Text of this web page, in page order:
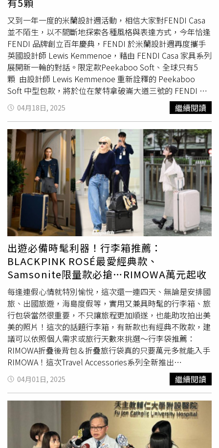
了吧！我也很想嘗試，挑戰看看中邪戲。」劉以豪在《山忌
黃衣小飛俠》反覆承受女友失常的痛苦打擊，崩潰演技全
開。（圖／威視提供）而一切噩運似乎都與那場深山禁地的
神秘儀式有關，曹佑寧片中角色個性直率、不信邪，無視封
鎖線及禁止進入的公告，帶著大家誤闖祭祀現場，他慌張之
下踢翻血罈，導致儀式中斷，一群人也因此惹禍上身。曹佑
寧回憶起拍攝現場的氛圍，他仍心有餘悸說：「如果換作我
自己爬山看到那個畫面，真的會嚇壞，當下全身都起雞皮疙
瘩。」他對這場戲印象特別深刻，進入角色狀態，更感到毛
骨悚然。《山忌 黃衣小飛俠》將於6月6日全台上映。曹佑
寧回憶起《山忌 黃衣小飛俠》拍攝現場氛圍仍心有餘悸。
（圖／威視提供）
又到一年一度的米蘭設計週活動，相信大家對FENDI Casa
並不陌生，以不間斷地探索各種風格與表達方式，今年恰逢
FENDI 品牌創立百年慶典，FENDI 於米蘭設計週再度攜手
英國設計師 Lewis Kemmenoe，藉由 FENDI Casa 家具系列
展開新一輪的對話。限定款Peekaboo Soft、全球只有5
顆 由設計師 Lewis Kemmenoe 重新詮釋的 Peekaboo
Soft 中型包款，將於位在蒙特拿破崙大道三號的 FENDI 精
品店限量發售五件，絕對是頂級精品收藏家必收的珍稀款！
（圖／品牌提供。）工匠們將 FENDI 皮革剪裁出外套圖
案，再黏貼拼接出 Peekaboo Soft 中型包款的包身，模仿
Lewis Kemmenoe 藝術作品裡的一個重要主題。更透過無
限創意、卓越、品質與對手工製作的熱情，也展現設計界密
切的聯結性。（圖／品牌提供。）五金件則帶有更多的關聯
性，aenigma 系列中使用的木材成為包身內的橫桿，而銀色
和黃銅色的螺絲則反映了家具上使用的兩種搶眼的金屬。打
開 Peekaboo Soft 的包身，隱藏的木質紋理更能帶來意想
不到的驚喜。（圖／品牌提供。）FENDI Casa – 2025米蘭
設計週、全新氛圍一起來發掘FENDI Casa 2025 系列以洗練
手法融合嶄新想法與歷久彌新的經典單品，運用更新穎的材
質、顏色和做工重新詮釋，創造出全新意境氛圍。英國設計
師Lewis Kemmenoe 為米蘭斯卡拉廣場的 FENDI Casa 家具
精品店策劃裝潢概念與櫥窗展示方式，融合各種精緻材料與
詩意：Kemmenoe 在展覽空間將飾板排列出的形狀，創造
出一種形而上的抽象場景，向品牌擁有的創意與精湛工藝致
敬。（圖／品牌提供。）這次展示 FENDI 與 2024 邁阿密
設計展的 ænigma 系列，為期約一個月。ænigma 一名在拉
丁文裡有謎語或謎題之意，也跟英文裡的「enigma」一字
有關，意思是難以理解或解釋的東西。該系列包括：兩張椅
子、一個櫃子、兩塊飾板、兩盞燈、一張咖非桌、三個器皿
以及 Peekaboo Soft 包款。（圖／品牌提供。）店內的設
計風格呈現明顯的二元性：朝著曼佐尼街的一側以金屬材
質、性感和奢華為主。而俯瞰威爾第街的一側，則採用自然
紋理、更有機的形狀、顏色和濃淡的相互作用，以及精緻低
調的優雅為特色。這個手法創造出對比的平衡：一方面是華
麗的灰色和黑色配色、精準簡潔的體積，另一方面是淺色的
木材、竹子和柔和的線條。（圖／品牌提供。）在 FENDI
Casa 2025 系列的新作中有一張由 Ceriani Szostak 設計的
04月18日, 2025 繼續閱讀
出遊必備時髦利器！行李箱推薦：
BLACKPINK ROSÉ最愛經典款、
Samsonite限量款必搶…RIMOWA萬元起收
每逢連假心情就特別愉悅，這次還一連四天、無論是安排國
旅、出國旅遊，海島度假等，實用又兼具時髦的行李箱、旅
行包袋當然很重要，不只讓旅程更加順遂，也能助攻拍出美
美的照片！這次的話題行李箱，有新款也有經典不敗款，建
議可以依照個人需求或旅行天數來挑選～行李袋推薦：
RIMOWA折疊後背包＆折疊旅行袋真的只要萬元多就能入手
RIMOWA！這次Travel Accessories系列全新推出
的 Foldable Gym Bag 折疊旅行袋，專為靈活出行而生，
兩天一夜或三天兩夜都很可以。以圓筒造型輕便可折疊，側
足多元出行需求。不論是健身運動或輕旅行，皆提供靈活收
納與高機能性，讓行動更自由、出行更從容。RIMOWA
Foldable Gym Bag 折疊旅行袋／15,300元（圖／品牌提
供） 行李箱推薦：RIMOWA Check-In M Papaya行李箱
04月01日, 2025 繼續閱讀